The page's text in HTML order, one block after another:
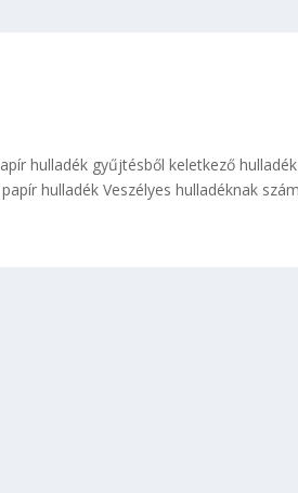
hulladék gyűjtésből keletkező hulladék
hulladék Veszélyes hulladéknak